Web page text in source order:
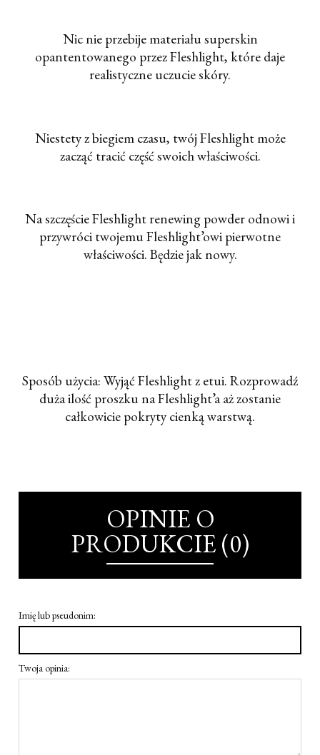
Nic nie przebije materiału superskin
opantentowanego przez Fleshlight, które daje
realistyczne uczucie skóry.
Niestety z biegiem czasu, twój Fleshlight może
zacząć tracić część swoich właściwości.
Na szczęście Fleshlight renewing powder odnowi i
przywróci twojemu Fleshlight’owi pierwotne
właściwości. Będzie jak nowy.
Sposób użycia: Wyjąć Fleshlight z etui. Rozprowadź
duża ilość proszku na Fleshlight’a aż zostanie
całkowicie pokryty cienką warstwą.
OPINIE O
PRODUKCIE (0)
Imię lub pseudonim:
Twoja opinia: